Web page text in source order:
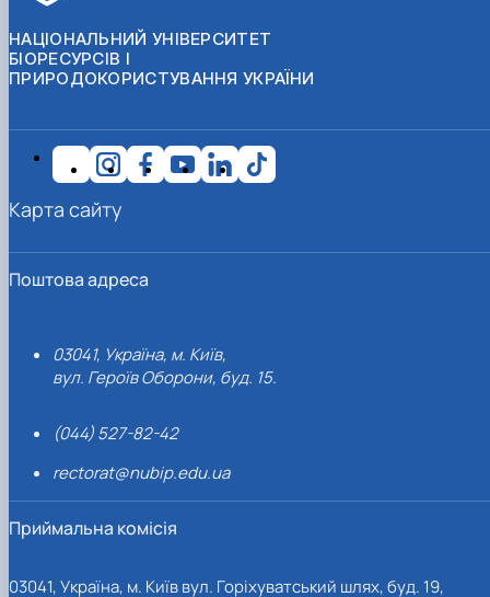
НАЦІОНАЛЬНИЙ УНІВЕРСИТЕТ
БІОРЕСУРСІВ І
ПРИРОДОКОРИСТУВАННЯ УКРАЇНИ
Поштова адреса
03041, Україна, м. Київ,
вул. Героїв Оборони, буд. 15.
(044) 527-82-42
rectorat@nubip.edu.ua
Приймальна комісія
03041, Україна, м. Київ вул. Горіхуватський шлях, буд. 19,
Карта сайту